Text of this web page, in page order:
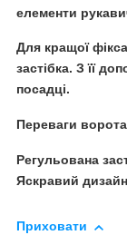
елементи
Для кращої
застібка. З її
посадці.
Переваги
Регульована
Яскравий
Приховати